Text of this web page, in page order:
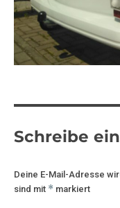
Schreibe
Deine E-Mail-Adresse
sind mit * markiert